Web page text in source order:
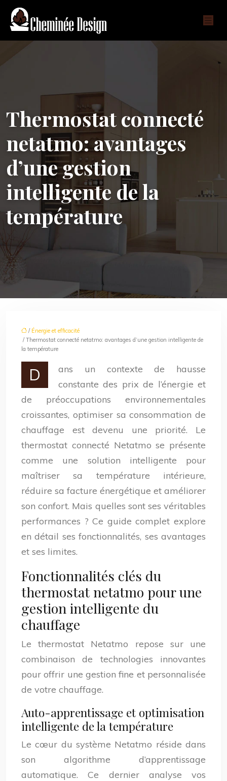
Thermostat connecté
netatmo: avantages
d’une gestion
intelligente de la
température
/ Énergie et efficacité
/ Thermostat connecté netatmo: avantages d’une gestion intelligente de
la température
D
ans un contexte de hausse
constante des prix de l’énergie et
de préoccupations environnementales
croissantes, optimiser sa consommation de
chauffage est devenu une priorité. Le
thermostat connecté Netatmo se présente
comme une solution intelligente pour
maîtriser sa température intérieure,
réduire sa facture énergétique et améliorer
son confort. Mais quelles sont ses véritables
performances ? Ce guide complet explore
en détail ses fonctionnalités, ses avantages
et ses limites.
Fonctionnalités clés du
thermostat netatmo pour une
gestion intelligente du
chauffage
Le thermostat Netatmo repose sur une
combinaison de technologies innovantes
pour offrir une gestion fine et personnalisée
de votre chauffage.
Auto-apprentissage et optimisation
intelligente de la température
Le cœur du système Netatmo réside dans
son algorithme d’apprentissage
automatique. Ce dernier analyse vos